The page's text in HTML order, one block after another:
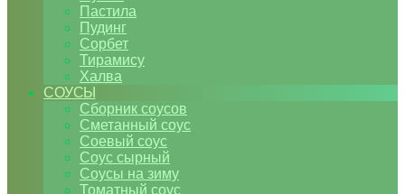
Пастила
Пудинг
Сорбет
Тирамису
Халва
СОУСЫ
Сборник соусов
Сметанный соус
Соевый соус
Соус сырный
Соусы на зиму
Томатный соус